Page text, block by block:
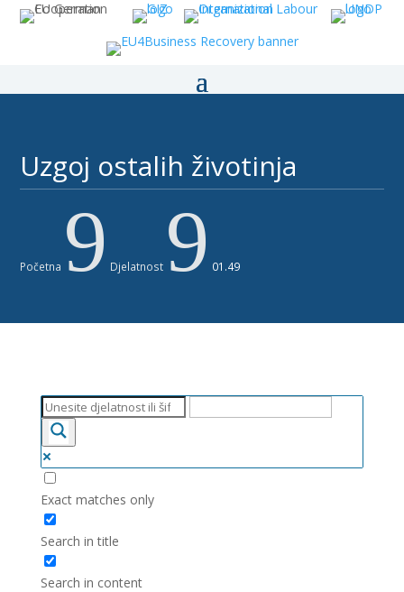
Uzgoj ostalih životinja
Početna 9 Djelatnost 9 01.49
Exact matches only
Search in title
Search in content